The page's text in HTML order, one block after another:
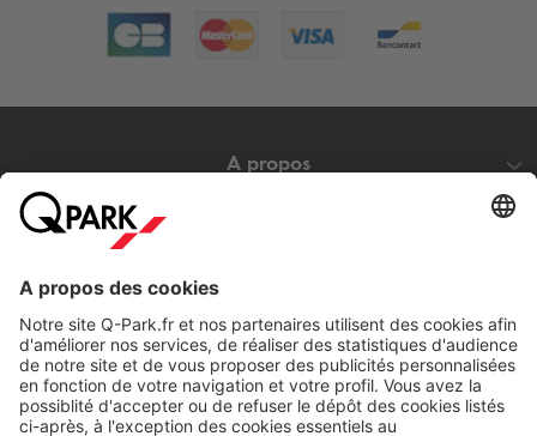
A propos
Nos services